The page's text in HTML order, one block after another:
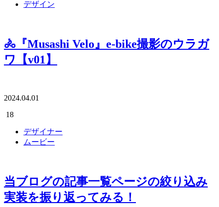
デザイン
🚴『Musashi Velo』e-bike撮影のウラガ
ワ【v01】
2024.04.01
18
デザイナー
ムービー
当ブログの記事一覧ページの絞り込み
実装を振り返ってみる！